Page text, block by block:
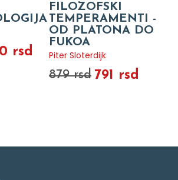
rsd
FILOZOFSKI
TEMPERAMENTI -
OD PLATONA DO
FUKOA
Piter Sloterdijk
879 rsd 791 rsd